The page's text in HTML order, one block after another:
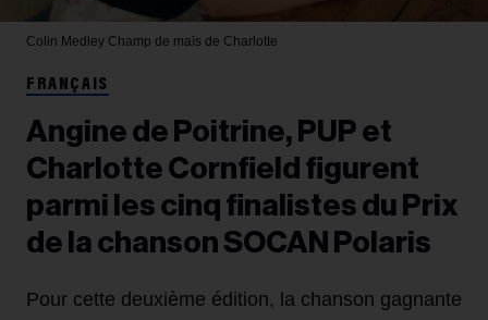
Colin Medley Champ de maïs de Charlotte
FRANÇAIS
Angine de Poitrine, PUP et
Charlotte Cornfield figurent
parmi les cinq finalistes du Prix
de la chanson SOCAN Polaris
Pour cette deuxième édition, la chanson gagnante